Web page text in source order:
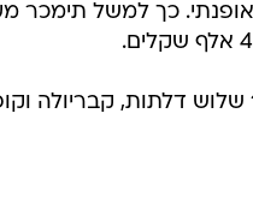
כך למשל תימכר